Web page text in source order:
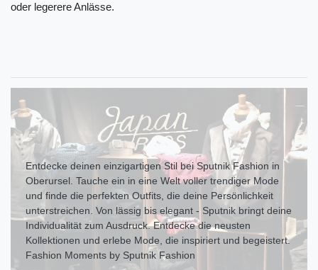
oder legerere Anlässe.
Entdecke deinen einzigartigen Stil bei Sputnik Fashion in
Oberursel. Tauche ein in eine Welt voller trendiger Mode
und finde die perfekten Outfits, die deine Persönlichkeit
unterstreichen. Von lässig bis elegant - Sputnik bringt deine
Individualität zum Ausdr uck. Entdecke die neusten
Kollektionen und erlebe Mode, die inspiriert und begeistert.
Fashion Moments by Sputnik Fashion